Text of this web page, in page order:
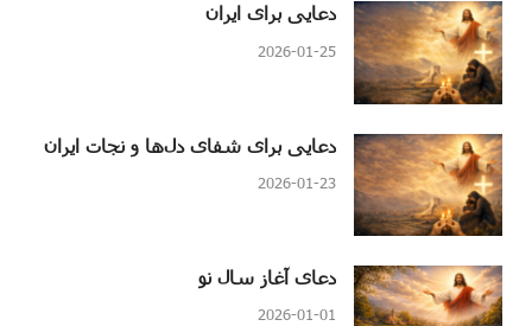
دعایی برای ایران
2026-01-25
دعایی برای شفای دل‌ها و نجات ایران
2026-01-23
دعای آغاز سال نو
2026-01-01